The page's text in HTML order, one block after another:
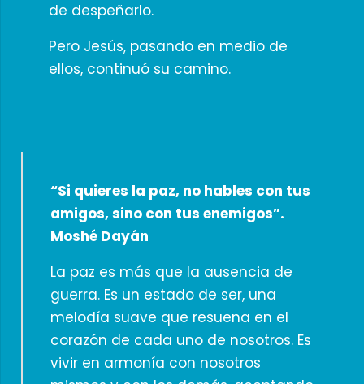
de despeñarlo.
Pero Jesús, pasando en medio de
ellos, continuó su camino.
“Si quieres la paz, no hables con tus
amigos, sino con tus enemigos”.
Moshé Dayán
La paz es más que la ausencia de
guerra. Es un estado de ser, una
melodía suave que resuena en el
corazón de cada uno de nosotros. Es
vivir en armonía con nosotros